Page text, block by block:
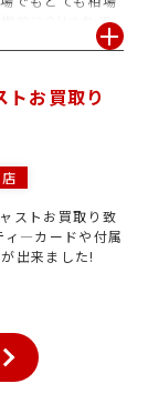
的にOHされて
頂きました!! 他
取強化中です!
トお買取り
ストお買取り致
ィ―カードや付属
出来ました!